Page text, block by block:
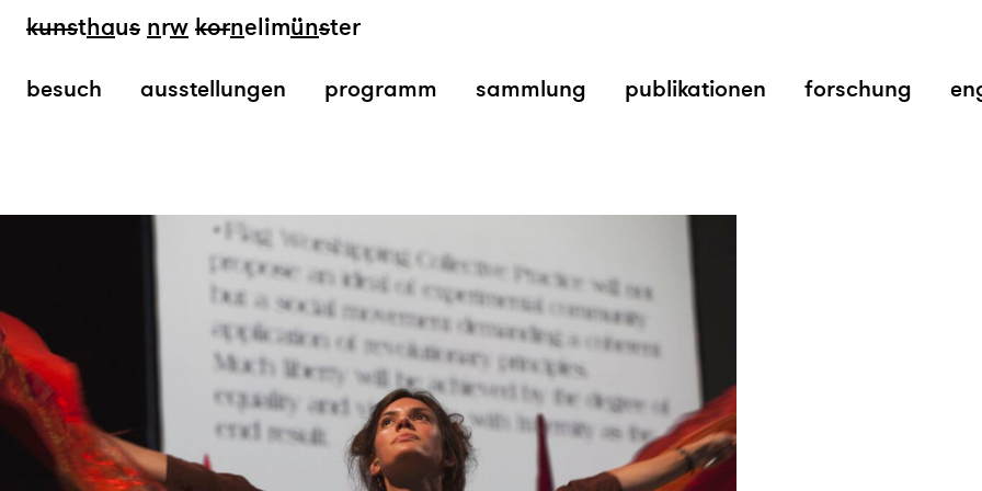
kunsthaus nrw kornelimünster
besuch ausstellungen programm sammlung publikationen forschung